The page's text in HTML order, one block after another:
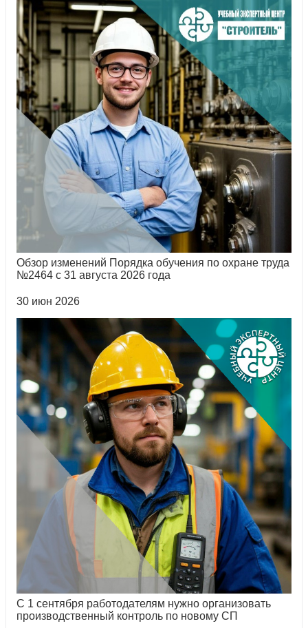
Обзор изменений Порядка обучения по охране труда
№2464 с 31 августа 2026 года
30 июн 2026
С 1 сентября работодателям нужно организовать
производственный контроль по новому СП